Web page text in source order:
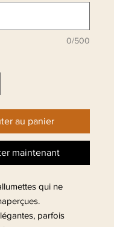
0/500
au panier
maintenant
qui ne
parfois